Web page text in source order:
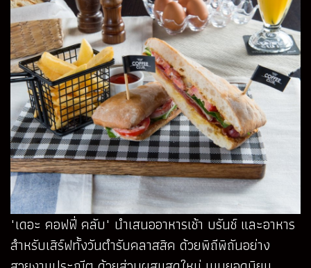
"เดอะ คอฟฟี่ คลับ" นำเสนออาหารเช้า บรันช์ และอาหาร
สำหรับเสิร์ฟทั้งวันตำรับคลาสสิค ด้วยพิถีพิถันอย่าง